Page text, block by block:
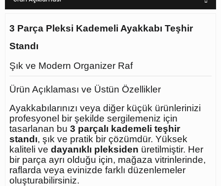
3 Parça Pleksi Kademeli Ayakkabı Teşhir
Standı
Şık ve Modern Organizer Raf
Ürün Açıklaması ve Üstün Özellikler
Ayakkabılarınızı veya diğer küçük ürünlerinizi
profesyonel bir şekilde sergilemeniz için
tasarlanan bu 3 parçalı kademeli teşhir
standı, şık ve pratik bir çözümdür. Yüksek
kaliteli ve dayanıklı pleksiden üretilmiştir. Her
bir parça ayrı olduğu için, mağaza vitrinlerinde,
raflarda veya evinizde farklı düzenlemeler
oluşturabilirsiniz.